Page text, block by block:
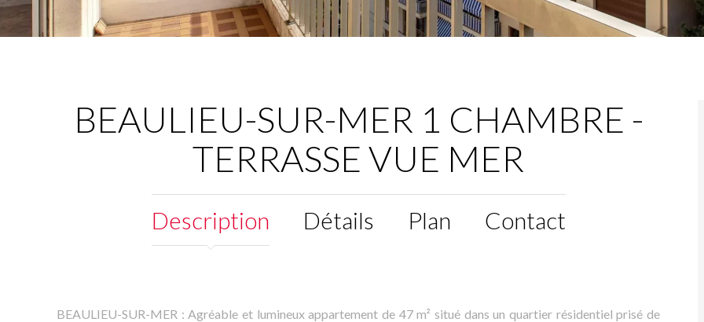
BEAULIEU-SUR-MER 1 CHAMBRE -
TERRASSE VUE MER
Description Détails Plan Contact
BEAULIEU-SUR-MER : Agréable et lumineux appartement de 47 m² situé dans un quartier résidentiel prisé de